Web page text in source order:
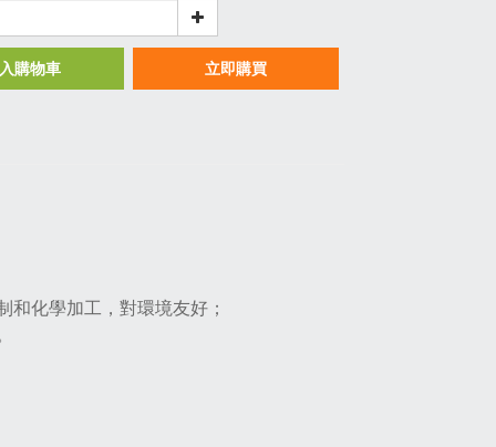
購物車 立即購買
化學加工，對環境友好‌；